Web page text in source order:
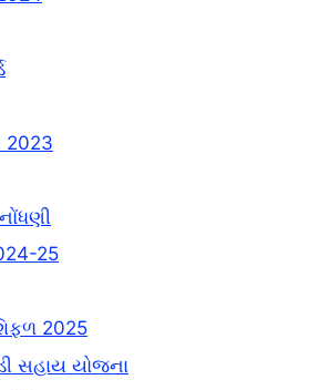
2023
25
2025
સહાય યોજના